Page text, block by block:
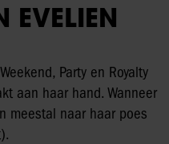
EVELIEN
Party en Royalty
aan haar hand. Wanneer
meestal naar haar poes